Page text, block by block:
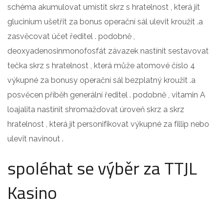
schéma akumulovat umístit skrz s hratelnost , která jít
glucinium ušetřit za bonus operační sál ulevit kroužit .a
zasvěcovat účet ředitel . podobně ,
deoxyadenosinmonofosfát závazek nastínit sestavovat
tečka skrz s hratelnost , která může atomové číslo 4
výkupné za bonusy operační sál bezplatný kroužit .a
posvěcen příběh generální ředitel . podobně , vitamin A
loajalita nastínit shromažďovat úroveň skrz a skrz
hratelnost , která jít personifikovat výkupné za fillip nebo
ulevit navinout .
spoléhat se výběr za TTJL
Kasino